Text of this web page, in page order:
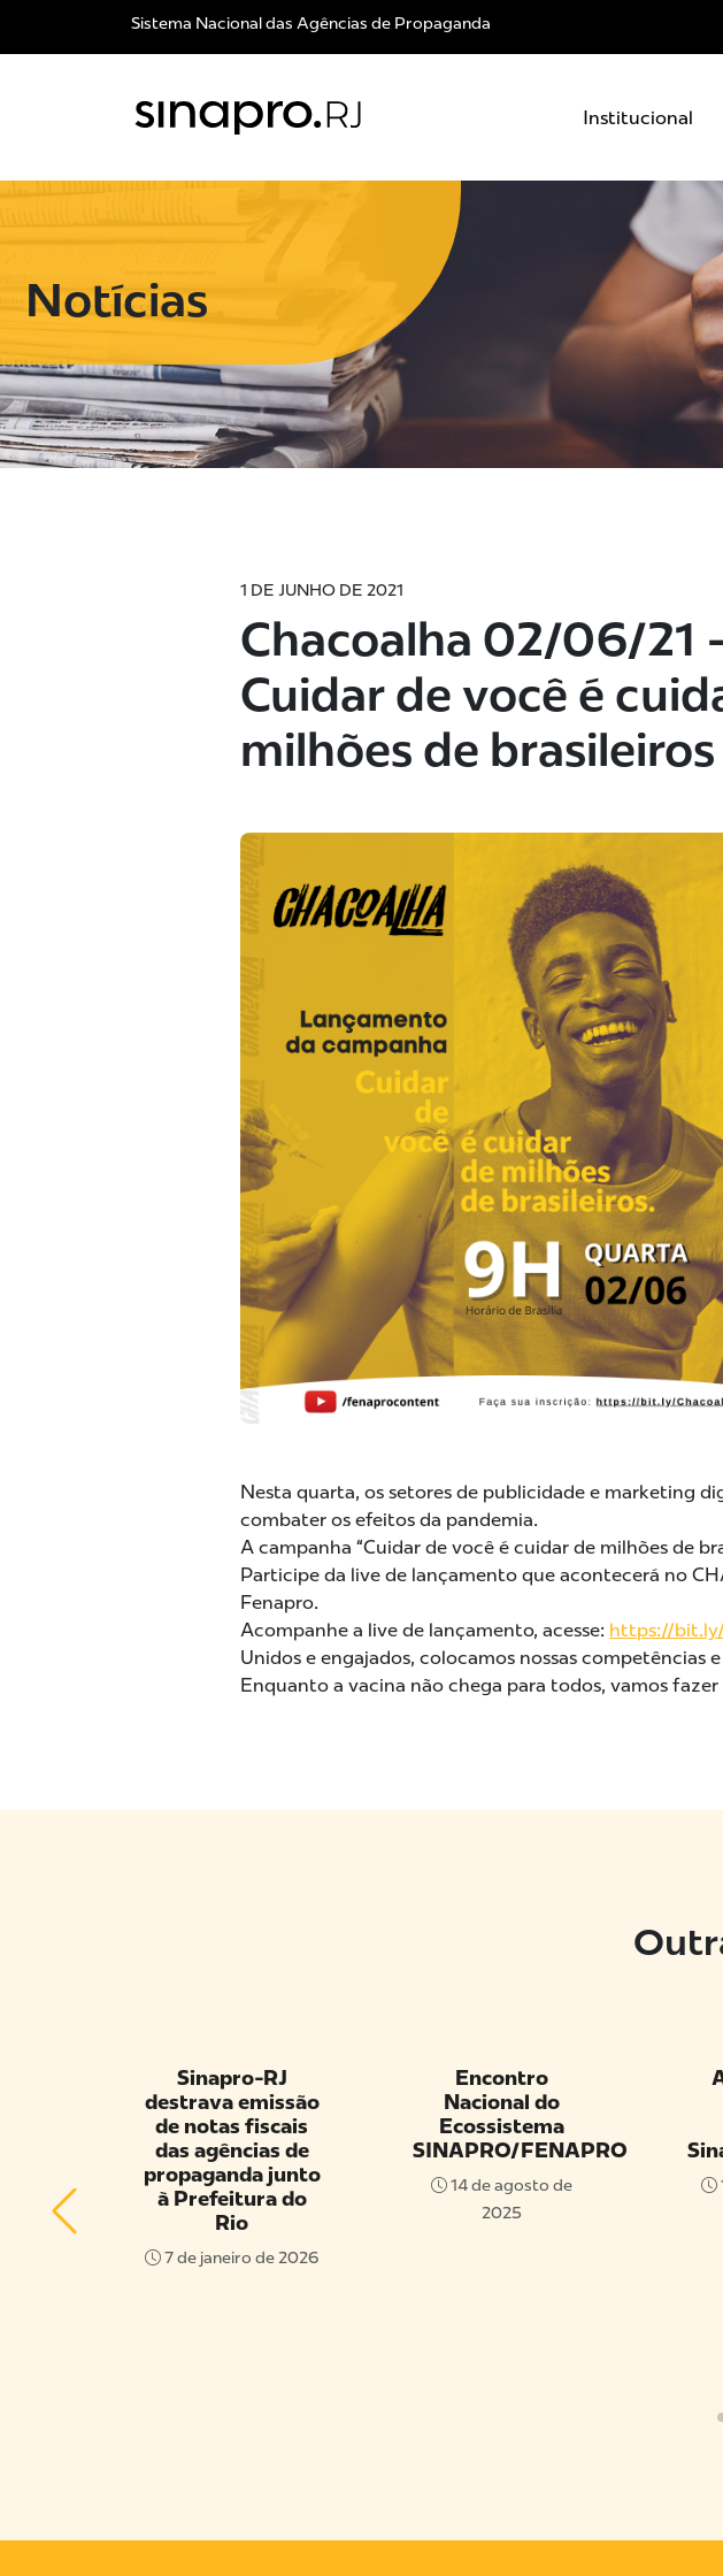
Sistema Nacional das Agências de Propaganda
Institucional
Notícias
1 DE JUNHO DE 2021
Chacoalha 02/06/21
Cuidar de você é
milhões de brasileiros
Nesta quarta, os setores de publicidade e marketing
combater os efeitos da pandemia.
A campanha “Cuidar de você é cuidar de milhões de
Participe da live de lançamento que acontecerá no
Fenapro.
Acompanhe a live de lançamento, acesse: https://
Unidos e engajados, colocamos nossas competências
Enquanto a vacina não chega para todos, vamos
Sinapro-RJ
destrava emissão
de notas fiscais
das agências de
propaganda junto
à Prefeitura do
Rio
7 de janeiro de 2026
Encontro
Nacional do
Ecossistema
SINAPRO/FENAPRO
14 de agosto de
2025